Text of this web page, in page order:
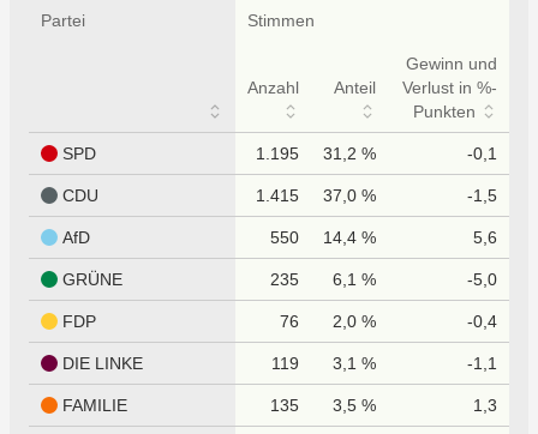
Partei Stimmen
Anzahl Anteil
Gewinn und
Verlust in %-
Punkten
SPD 1.195 31,2 % -0,1
CDU 1.415 37,0 % -1,5
AfD 550 14,4 % 5,6
GRÜNE 235 6,1 % -5,0
FDP 76 2,0 % -0,4
DIE LINKE 119 3,1 % -1,1
FAMILIE 135 3,5 % 1,3